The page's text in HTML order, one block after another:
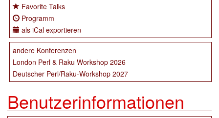
Favorite Talks
Programm
als iCal exportieren
andere Konferenzen
London Perl & Raku Workshop 2026
Deutscher Perl/Raku-Workshop 2027
Benutzerinformationen